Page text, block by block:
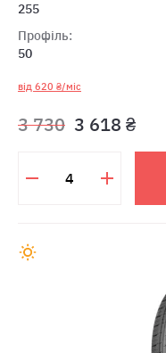
255
Профіль:
50
від 620 ₴/міс
3 730 3 618 ₴